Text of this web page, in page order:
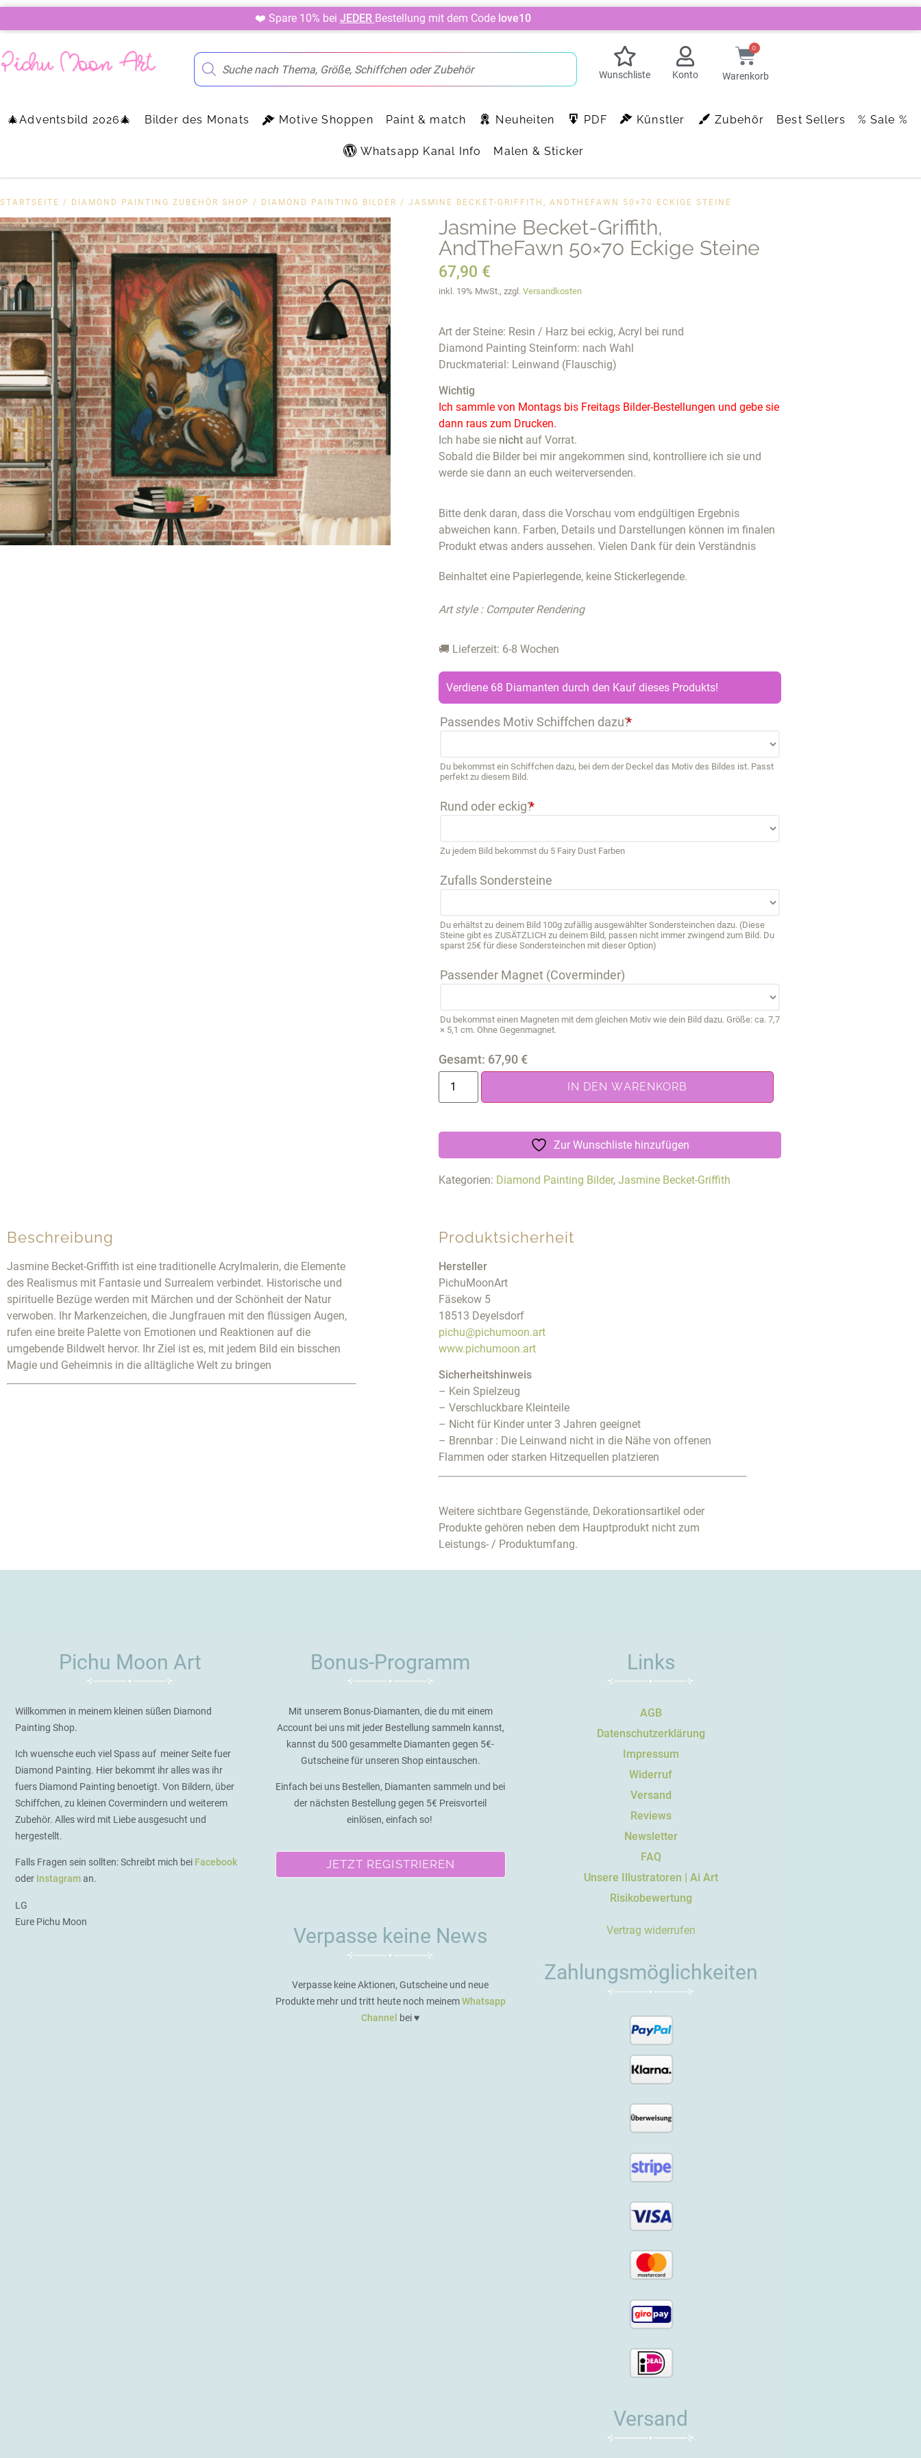
❤️ Spare 10% bei JEDER Bestellung mit dem Code love10
Wunschliste Konto
0
Warenkorb
🎄Adventsbild 2026🎄 Bilder des Monats Motive Shoppen Paint & match Neuheiten PDF Künstler Zubehör Best Sellers % Sale %
Whatsapp Kanal Info Malen & Sticker
STARTSEITE / DIAMOND PAINTING ZUBEHÖR SHOP / DIAMOND PAINTING BILDER / JASMINE BECKET-GRIFFITH, ANDTHEFAWN 50×70 ECKIGE STEINE
Jasmine Becket-Griffith,
AndTheFawn 50×70 Eckige Steine
67,90 €
inkl. 19% MwSt., zzgl. Versandkosten
Art der Steine: Resin / Harz bei eckig, Acryl bei rund
Diamond Painting Steinform: nach Wahl
Druckmaterial: Leinwand (Flauschig)
Wichtig
Ich sammle von Montags bis Freitags Bilder-Bestellungen und gebe sie
dann raus zum Drucken.
Ich habe sie nicht auf Vorrat.
Sobald die Bilder bei mir angekommen sind, kontrolliere ich sie und
werde sie dann an euch weiterversenden.
Bitte denk daran, dass die Vorschau vom endgültigen Ergebnis
abweichen kann. Farben, Details und Darstellungen können im finalen
Produkt etwas anders aussehen. Vielen Dank für dein Verständnis
Beinhaltet eine Papierlegende, keine Stickerlegende.
Art style : Computer Rendering
🚚 Lieferzeit: 6-8 Wochen
Verdiene 68 Diamanten durch den Kauf dieses Produkts!
Passendes Motiv Schiffchen dazu?*
Du bekommst ein Schiffchen dazu, bei dem der Deckel das Motiv des Bildes ist. Passt
perfekt zu diesem Bild.
Rund oder eckig?*
Zu jedem Bild bekommst du 5 Fairy Dust Farben
Zufalls Sondersteine
Du erhältst zu deinem Bild 100g zufällig ausgewählter Sondersteinchen dazu. (Diese
Steine gibt es ZUSÄTZLICH zu deinem Bild, passen nicht immer zwingend zum Bild. Du
sparst 25€ für diese Sondersteinchen mit dieser Option)
Passender Magnet (Coverminder)
Du bekommst einen Magneten mit dem gleichen Motiv wie dein Bild dazu. Größe: ca. 7,7
× 5,1 cm. Ohne Gegenmagnet.
Gesamt: 67,90 €
IN DEN WARENKORB
Zur Wunschliste hinzufügen
Kategorien: Diamond Painting Bilder, Jasmine Becket-Griffith
Beschreibung
Jasmine Becket-Griffith ist eine traditionelle Acrylmalerin, die Elemente
des Realismus mit Fantasie und Surrealem verbindet. Historische und
spirituelle Bezüge werden mit Märchen und der Schönheit der Natur
verwoben. Ihr Markenzeichen, die Jungfrauen mit den flüssigen Augen,
rufen eine breite Palette von Emotionen und Reaktionen auf die
umgebende Bildwelt hervor. Ihr Ziel ist es, mit jedem Bild ein bisschen
Magie und Geheimnis in die alltägliche Welt zu bringen
Produktsicherheit
Hersteller
PichuMoonArt
Fäsekow 5
18513 Deyelsdorf
pichu@pichumoon.art
www.pichumoon.art
Sicherheitshinweis
– Kein Spielzeug
– Verschluckbare Kleinteile
– Nicht für Kinder unter 3 Jahren geeignet
– Brennbar : Die Leinwand nicht in die Nähe von offenen
Flammen oder starken Hitzequellen platzieren
Weitere sichtbare Gegenstände, Dekorationsartikel oder
Produkte gehören neben dem Hauptprodukt nicht zum
Leistungs- / Produktumfang.
Pichu Moon Art
Willkommen in meinem kleinen süßen Diamond
Painting Shop.
Ich wuensche euch viel Spass auf meiner Seite fuer
Diamond Painting. Hier bekommt ihr alles was ihr
fuers Diamond Painting benoetigt. Von Bildern, über
Schiffchen, zu kleinen Covermindern und weiterem
Zubehör. Alles wird mit Liebe ausgesucht und
hergestellt.
Falls Fragen sein sollten: Schreibt mich bei Facebook
oder Instagraman.
LG
Eure Pichu Moon
Bonus-Programm
Mit unserem Bonus-Diamanten, die du mit einem
Account bei uns mit jeder Bestellung sammeln kannst,
kannst du 500 gesammelte Diamanten gegen 5€-
Gutscheine für unseren Shop eintauschen.
Einfach bei uns Bestellen, Diamanten sammeln und bei
der nächsten Bestellung gegen 5€ Preisvorteil
einlösen, einfach so!
JETZT REGISTRIEREN
Verpasse keine News
Verpasse keine Aktionen, Gutscheine und neue
Produkte mehr und tritt heute noch meinemWhatsapp
Channel
bei ♥️
Links
AGB
Datenschutzerklärung
Impressum
Widerruf
Versand
Reviews
Newsletter
FAQ
Unsere Illustratoren | Ai Art
Risikobewertung
Vertrag widerrufen
Zahlungsmöglichkeiten
Versand